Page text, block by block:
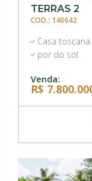
TERRAS 2
COD.: 140642
Casa toscana
por do sol
Venda:
R$